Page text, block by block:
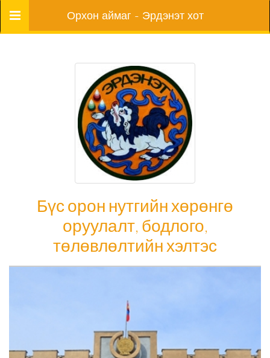
Цэс Орхон аймаг - Эрдэнэт хот
Бүс орон нутгийн хөрөнгө
оруулалт, бодлого,
төлөвлөлтийн хэлтэс